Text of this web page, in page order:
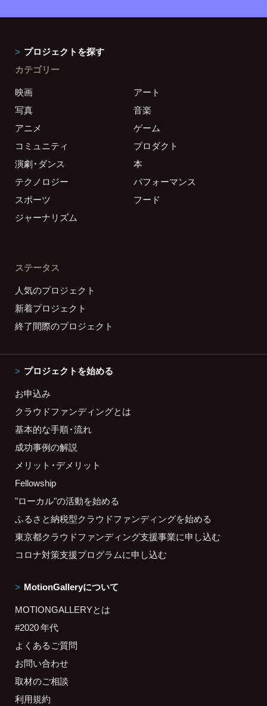
プロジェクトを探す
カテゴリー
映画
アート
写真
音楽
アニメ
ゲーム
コミュニティ
プロダクト
演劇・ダンス
本
テクノロジー
パフォーマンス
スポーツ
フード
ジャーナリズム
ステータス
人気のプロジェクト
新着プロジェクト
終了間際のプロジェクト
プロジェクトを始める
お申込み
クラウドファンディングとは
基本的な手順・流れ
成功事例の解説
メリット・デメリット
Fellowship
"ローカル"の活動を始める
ふるさと納税型クラウドファンディングを始める
東京都クラウドファンディング支援事業に申し込む
コロナ対策支援プログラムに申し込む
MotionGalleryについて
MOTIONGALLERYとは
#2020 年代
よくあるご質問
お問い合わせ
取材のご相談
利用規約